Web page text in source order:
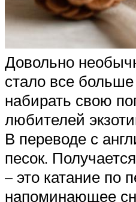
Довольно
стало все
набирать свою
любителей
В переводе с
песок.
– это катание по
напоминающее